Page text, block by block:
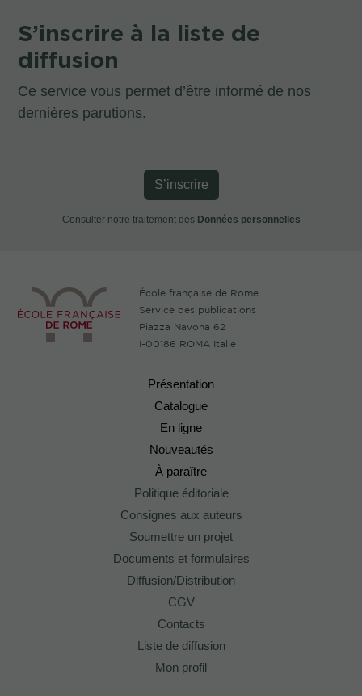
S’inscrire à la liste de
diffusion
Ce service vous permet d’être informé de nos
dernières parutions.
S’inscrire
Consulter notre traitement des Données personnelles
École française de Rome
Service des publications
Piazza Navona 62
I-00186 ROMA Italie
Présentation
Catalogue
En ligne
Nouveautés
À paraître
Politique éditoriale
Consignes aux auteurs
Soumettre un projet
Documents et formulaires
Diffusion/Distribution
CGV
Contacts
Liste de diffusion
Mon profil